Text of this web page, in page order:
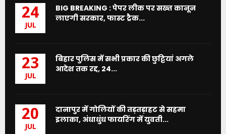
24
JUL
BIG BREAKING : पेपर लीक पर सख्त कानून
लाएगी सरकार, फास्ट ट्रैक...
23
JUL
बिहार पुलिस में सभी प्रकार की छुट्टियां अगले
आदेश तक रद्द, 24...
20
JUL
दानापुर में गोलियों की तड़तड़ाहट से सहमा
इलाका, अंधाधुंध फायरिंग में युवती...